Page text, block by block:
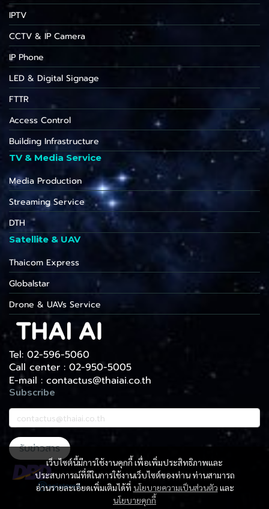
เว็บไซต์นี้มีการใช้งานคุกกี้ เพื่อเพิ่มประสิทธิภาพและ
ประสบการณ์ที่ดีในการใช้งานเว็บไซต์ของท่าน ท่านสามารถ
อ่านรายละเอียดเพิ่มเติมได้ที่ นโยบายความเป็นส่วนตัว และ
นโยบายคุกกี้
IPTV
CCTV & IP Camera
IP Phone
LED & Digital Signage
FTTR
Access Control
Building Infrastructure
TV & Media Service
Media Production
Streaming Service
DTH
Satellite & UAV
Thaicom Express
Globalstar
Drone & UAVs Service
Tel: 02-596-5060
Call center : 02-950-5005
E-mail : contactus@thaiai.co.th
Subscribe
รับข่าวสาร